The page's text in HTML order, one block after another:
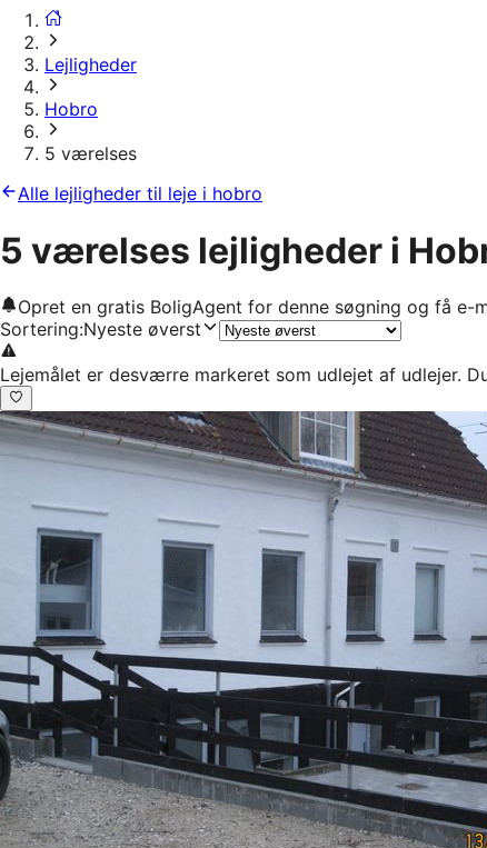
Lejligheder
Hobro
5 værelses
Alle lejligheder til leje i hobro
5 værelses lejligheder i
Opret en gratis BoligAgent for denne søgning og få e-
Sortering:Nyeste øverst
Lejemålet er desværre markeret som udlejet af udlejer.